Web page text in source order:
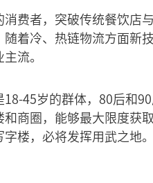
费者，突破传统餐饮店
着冷、热链物流方面新
流。
45岁的群体，80后和
商圈，能够最大限度获
楼，必将发挥用武之地。